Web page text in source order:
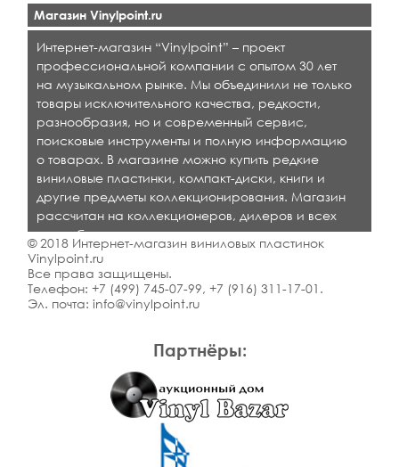
Партнёры:
Магазин Vinylpoint.ru
Интернет-магазин “Vinylpoint” – проект
профессиональной компании с опытом 30 лет
на музыкальном рынке. Мы объединили не только
товары исключительного качества, редкости,
разнообразия, но и современный сервис,
поисковые инструменты и полную информацию
о товарах. В магазине можно купить редкие
виниловые пластинки, компакт-диски, книги и
другие предметы коллекционирования. Магазин
рассчитан на коллекционеров, дилеров и всех
кто любит качественную музыку.
© 2018 Интернет-магазин виниловых пластинок
Vinylpoint.ru
Все права защищены.
Телефон: +7 (499) 745-07-99, +7 (916) 311-17-01 .
Эл. почта: info@vinylpoint.ru